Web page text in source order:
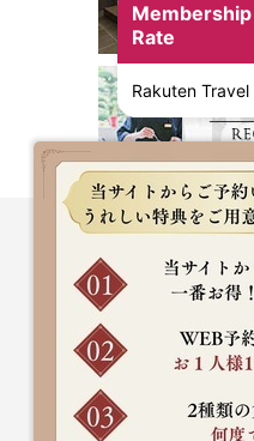
Membership
Rate
Rakuten Travel